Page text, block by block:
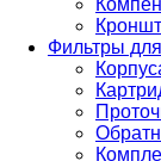
Фильтры